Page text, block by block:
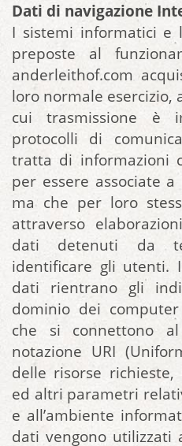
Dati di navigazione
I sistemi informatici e
preposte al
anderleithof.com
loro normale esercizio,
cui trasmissione è
protocolli di
tratta di informazioni
per essere associate
ma che per loro
attraverso
dati detenuti da
identificare gli utenti.
dati rientrano gli
dominio dei
che si connettono
notazione URI
delle risorse
ed altri parametri
e all’ambiente
dati vengono utilizzati